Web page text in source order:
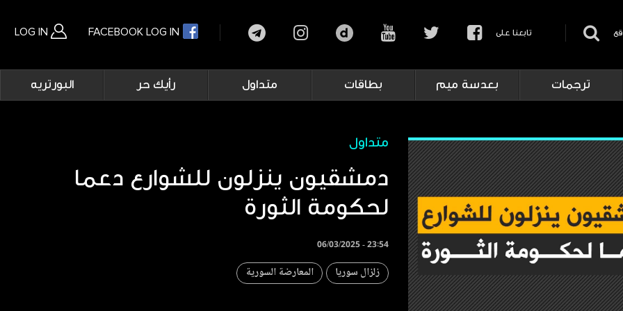
LOG IN FACEBOOK LOG IN تابعنا على
Main
navigation
ترجمات بعدسة ميم بطاقات متداول رأيك حر البورتريه
متداول
دمشقيون ينزلون للشوارع دعما
لحكومة الثورة
06/03/2025 - 23:54
زلزال سوريا المعارضة السورية